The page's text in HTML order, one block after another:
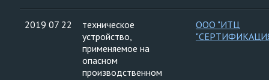
2019 07 22
техническое
устройство,
применяемое на
опасном
производственном
ООО "ИТЦ